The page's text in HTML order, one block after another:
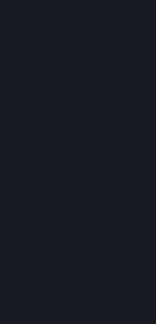
Возврат средств
Средства за
в течение сорока
не были
перенесены.
возвраты
позволяет
этом при покупке.
вернуть средства
Возврат средств